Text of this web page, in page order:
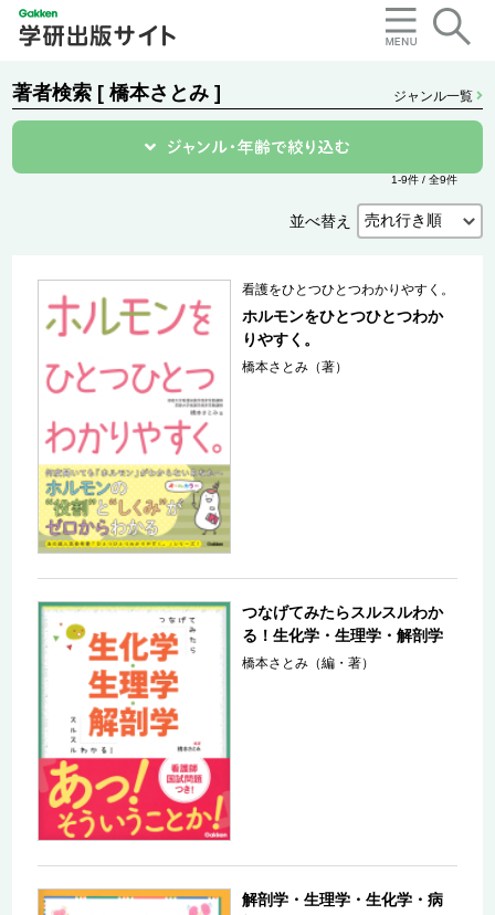
著者検索 [ 橋本さとみ ] ジャンル一覧
1-9件 / 全9件
並べ替え
看護をひとつひとつわかりやすく。
ホルモンをひとつひとつわか
りやすく。
橋本さとみ（著）
つなげてみたらスルスルわか
る！生化学・生理学・解剖学
橋本さとみ（編・著）
解剖学・生理学・生化学・病